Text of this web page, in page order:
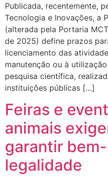
Publicada, recentemente,
Tecnologia e Inovações, a
(alterada pela Portaria
de 2025) define prazos
licenciamento das
manutenção ou à
pesquisa científica,
instituições públicas […]
Feiras e
animais
garantir
legalidade